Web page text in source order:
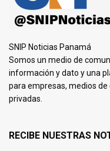
SNIP Noticias Panamá
Somos un medio de
información y dato y una
para empresas, medios
privadas.
RECIBE NUESTRAS